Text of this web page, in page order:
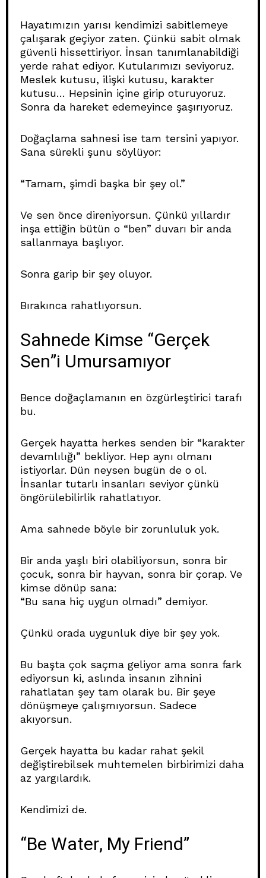
Hayatımızın yarısı kendimizi sabitlemeye
çalışarak geçiyor zaten. Çünkü sabit olmak
güvenli hissettiriyor. İnsan tanımlanabildiği
yerde rahat ediyor. Kutularımızı seviyoruz.
Meslek kutusu, ilişki kutusu, karakter
kutusu… Hepsinin içine girip oturuyoruz.
Sonra da hareket edemeyince şaşırıyoruz.
Doğaçlama sahnesi ise tam tersini yapıyor.
Sana sürekli şunu söylüyor:
“Tamam, şimdi başka bir şey ol.”
Ve sen önce direniyorsun. Çünkü yıllardır
inşa ettiğin bütün o “ben” duvarı bir anda
sallanmaya başlıyor.
Sonra garip bir şey oluyor.
Bırakınca rahatlıyorsun.
Sahnede Kimse “Gerçek
Sen”i Umursamıyor
Bence doğaçlamanın en özgürleştirici tarafı
bu.
Gerçek hayatta herkes senden bir “karakter
devamlılığı” bekliyor. Hep aynı olmanı
istiyorlar. Dün neysen bugün de o ol.
İnsanlar tutarlı insanları seviyor çünkü
öngörülebilirlik rahatlatıyor.
Ama sahnede böyle bir zorunluluk yok.
Bir anda yaşlı biri olabiliyorsun, sonra bir
çocuk, sonra bir hayvan, sonra bir çorap. Ve
kimse dönüp sana:
“Bu sana hiç uygun olmadı” demiyor.
Çünkü orada uygunluk diye bir şey yok.
Bu başta çok saçma geliyor ama sonra fark
ediyorsun ki, aslında insanın zihnini
rahatlatan şey tam olarak bu. Bir şeye
dönüşmeye çalışmıyorsun. Sadece
akıyorsun.
Gerçek hayatta bu kadar rahat şekil
değiştirebilsek muhtemelen birbirimizi daha
az yargılardık.
Kendimizi de.
“Be Water, My Friend”